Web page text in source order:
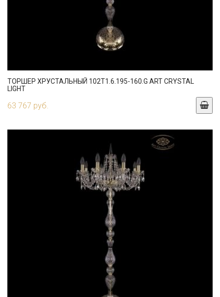
ТОРШЕР ХРУСТАЛЬНЫЙ 102T1.6.195-160.G ART CRYSTAL
LIGHT
63 767 руб.